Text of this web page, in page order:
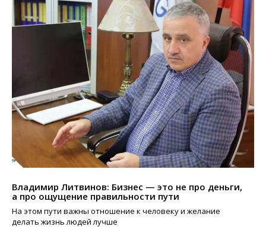
Владимир Литвинов: Бизнес — это не про деньги,
а про ощущение правильности пути
На этом пути важны отношение к человеку и желание
делать жизнь людей лучше